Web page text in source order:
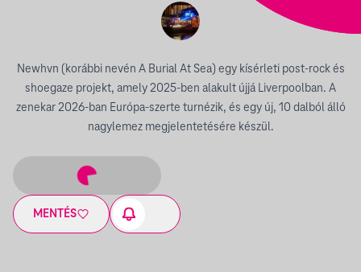
Newhvn (korábbi nevén A Burial At Sea) egy kísérleti post-rock és
shoegaze projekt, amely 2025-ben alakult újjá Liverpoolban. A
zenekar 2026-ban Európa-szerte turnézik, és egy új, 10 dalból álló
nagylemez megjelentetésére készül.
MENTÉS